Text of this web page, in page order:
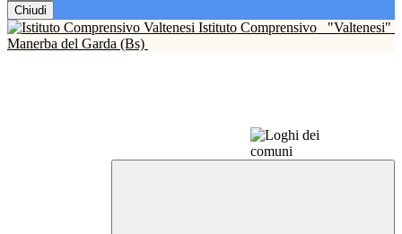
Chiudi
Istituto Comprensivo
"Valtenesi"
Manerba del Garda (Bs)